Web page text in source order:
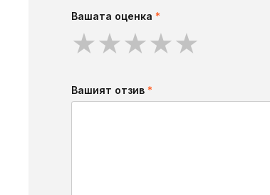
Вашата оценка *
★★★★★
Вашият отзив *